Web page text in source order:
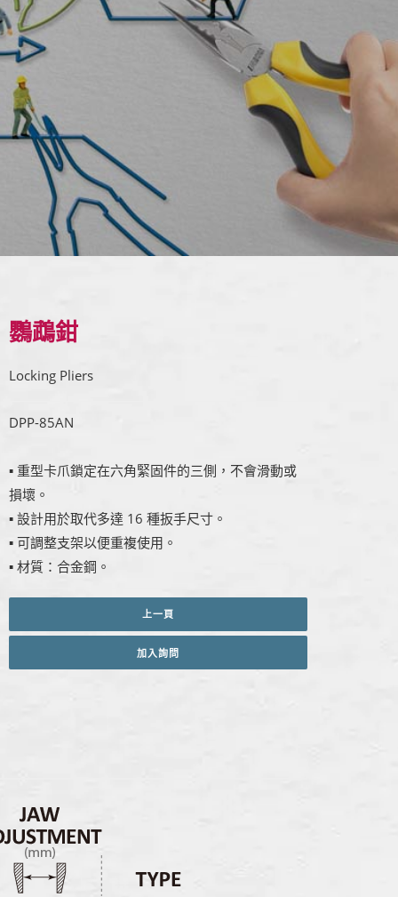
鸚鵡鉗
Locking Pliers
DPP-85AN
▪ 重型卡爪鎖定在六角緊固件的三側，不會滑動或
損壞。
▪ 設計用於取代多達 16 種扳手尺寸。
▪ 可調整支架以便重複使用。
▪ 材質：合金鋼。
上一頁
加入詢問